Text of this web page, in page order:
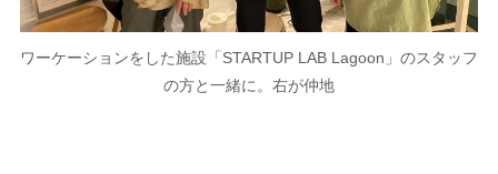
ワーケーションをした施設「STARTUP LAB Lagoon」のスタッフ
の方と一緒に。右が仲地